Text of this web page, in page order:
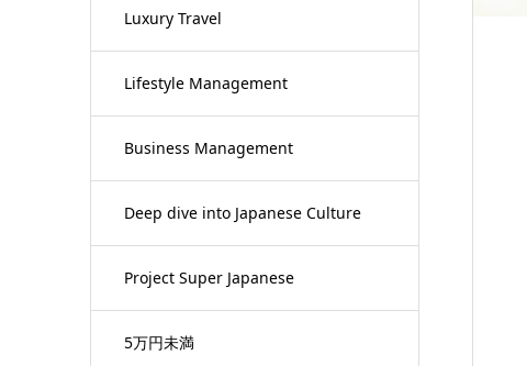
Luxury Travel
Lifestyle Management
Business Management
Deep dive into Japanese Culture
Project Super Japanese
5万円未満